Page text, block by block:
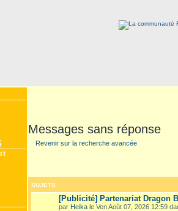
Messages sans réponse
Revenir sur la recherche avancée
SUJETS
[Publicité] Partenariat Dragon
par Heika le Ven Août 07, 2026 12:59